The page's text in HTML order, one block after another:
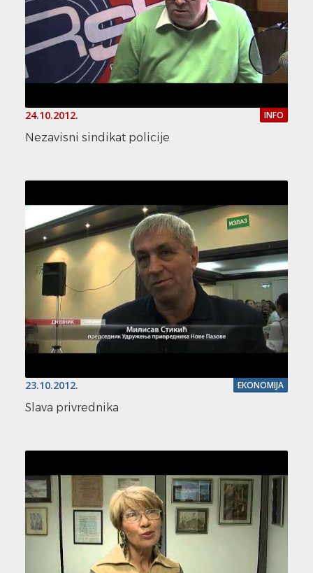
24.10.2012. INFO
Nezavisni sindikat policije
23.10.2012. EKONOMIJA
Slava privrednika